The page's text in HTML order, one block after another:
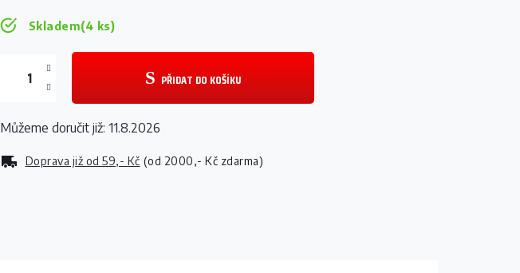
Skladem(4 ks)
Doprava již od 59,- Kč (od 2000,- Kč zdarma)
PŘIDAT DO KOŠÍKU
Můžeme doručit již: 11.8.2026